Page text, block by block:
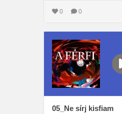
0 0
05_Ne sírj kisfiam